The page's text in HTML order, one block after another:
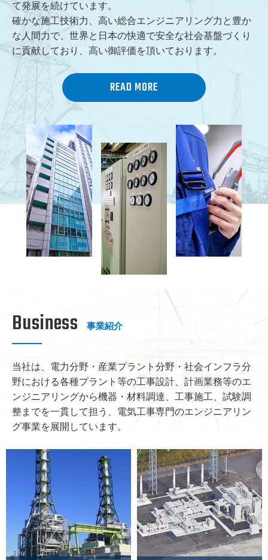
て発展を続けています。
確かな施工技術力、高い総合エンジニアリング力と豊か
な人間力で、世界と日本の快適で安全な社会基盤づくり
に貢献しており、高い御評価を頂いております。
READ MORE
Business 事業紹介
当社は、電力分野・産業プラント分野・社会インフラ分
野における各種プラント等の工事設計、 計画業務等のエ
ンジニアリングから機器・材料調達、工事施工、 試験調
整までを一貫して担う、電気工事専門のエンジニアリン
グ事業を展開しています。